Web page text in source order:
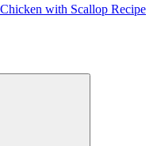
with Scallop Recipe